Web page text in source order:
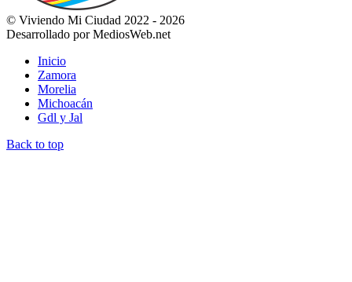
© Viviendo Mi Ciudad 2022 - 2026
Desarrollado por MediosWeb.net
Inicio
Zamora
Morelia
Michoacán
Gdl y Jal
Back to top